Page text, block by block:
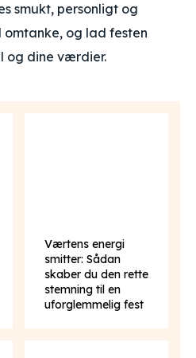
smukt, personligt og
omtanke, og lad festen
og dine værdier.
Værtens energi
smitter: Sådan
skaber du den rette
stemning til en
uforglemmelig fest